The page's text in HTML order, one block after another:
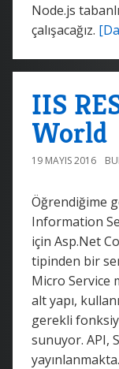
Node.js
çalışacağız.
IIS
World
19 MAYIS 2016
Öğrendiğime
Information
için Asp.Net
tipinden bir
Micro Service
alt yapı,
gerekli
sunuyor. API,